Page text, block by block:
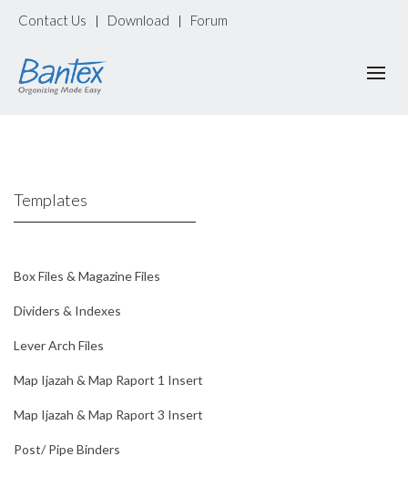
Contact Us | Download | Forum
Templates
Box Files & Magazine Files
Dividers & Indexes
Lever Arch Files
Map Ijazah & Map Raport 1 Insert
Map Ijazah & Map Raport 3 Insert
Post/ Pipe Binders